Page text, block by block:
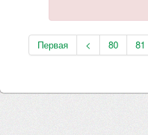
Первая < 80 81